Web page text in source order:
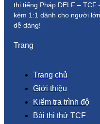
thi tiếng Pháp DELF – TCF
kèm 1:1 dành cho người lớn.
dễ dàng!
Trang
Trang chủ
Giới thiệu
Kiểm tra trình độ
Bài thi thử TCF